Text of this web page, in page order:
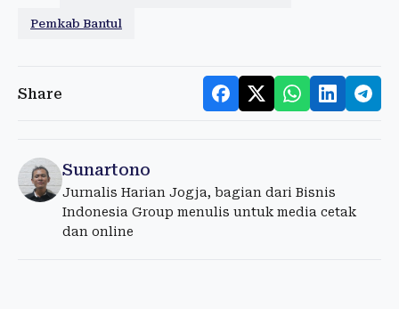
Pemkab Bantul
Share
Sunartono
Jurnalis Harian Jogja, bagian dari Bisnis
Indonesia Group menulis untuk media cetak
dan online